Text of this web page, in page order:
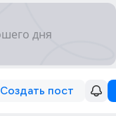
Создать пост